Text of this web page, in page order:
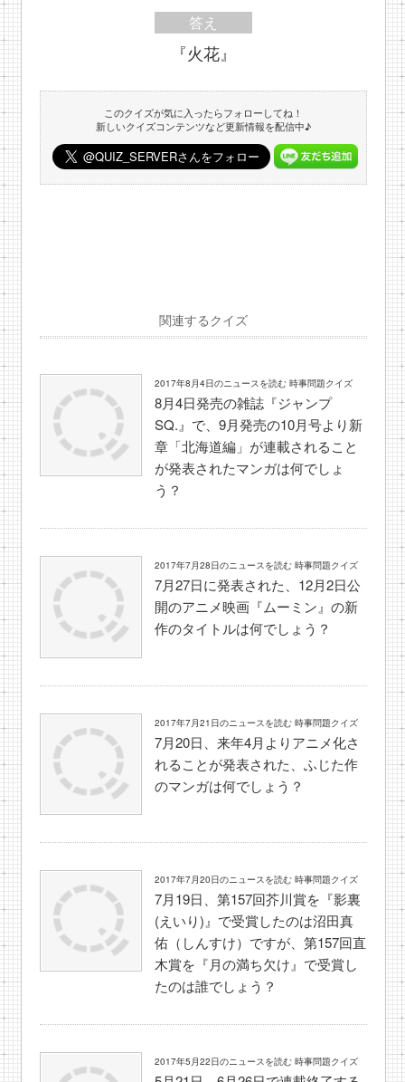
答え
『火花』
このクイズが気に入ったらフォローしてね！
新しいクイズコンテンツなど更新情報を配信中♪
関連するクイズ
2017年8月4日のニュースを読む 時事問題クイズ
8月4日発売の雑誌『ジャンプ
SQ.』で、9月発売の10月号より新
章「北海道編」が連載されること
が発表されたマンガは何でしょ
う？
2017年7月28日のニュースを読む 時事問題クイズ
7月27日に発表された、12月2日公
開のアニメ映画『ムーミン』の新
作のタイトルは何でしょう？
2017年7月21日のニュースを読む 時事問題クイズ
7月20日、来年4月よりアニメ化さ
れることが発表された、ふじた作
のマンガは何でしょう？
2017年7月20日のニュースを読む 時事問題クイズ
7月19日、第157回芥川賞を『影裏
(えいり)』で受賞したのは沼田真
佑（しんすけ）ですが、第157回直
木賞を『月の満ち欠け』で受賞し
たのは誰でしょう？
2017年5月22日のニュースを読む 時事問題クイズ